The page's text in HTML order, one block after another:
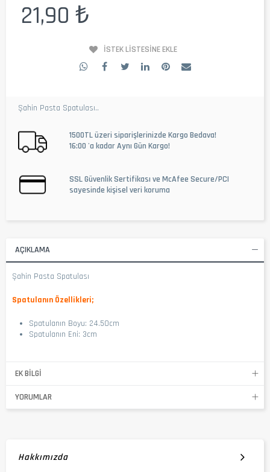
21,90 ₺
İSTEK LISTESINE EKLE
Şahin Pasta Spatulası..
1500TL üzeri siparişlerinizde Kargo Bedava!
16:00 'a kadar Aynı Gün Kargo!
SSL Güvenlik Sertifikası ve McAfee Secure/PCI
sayesinde kişisel veri koruma
AÇIKLAMA
Şahin Pasta Spatulası
Spatulanın Özellikleri;
Spatulanın Boyu: 24.50cm
Spatulanın Eni: 3cm
EK BILGI
YORUMLAR
Hakkımızda